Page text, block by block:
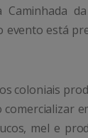
está
coloniais
mel e